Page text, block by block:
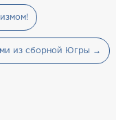
из сборной Югры →